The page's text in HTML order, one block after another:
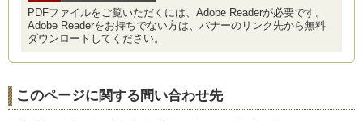
PDFファイルをご覧いただくには、Adobe Readerが必要です。
Adobe Readerをお持ちでない方は、バナーのリンク先から無料
ダウンロードしてください。
このページに関する問い合わせ先